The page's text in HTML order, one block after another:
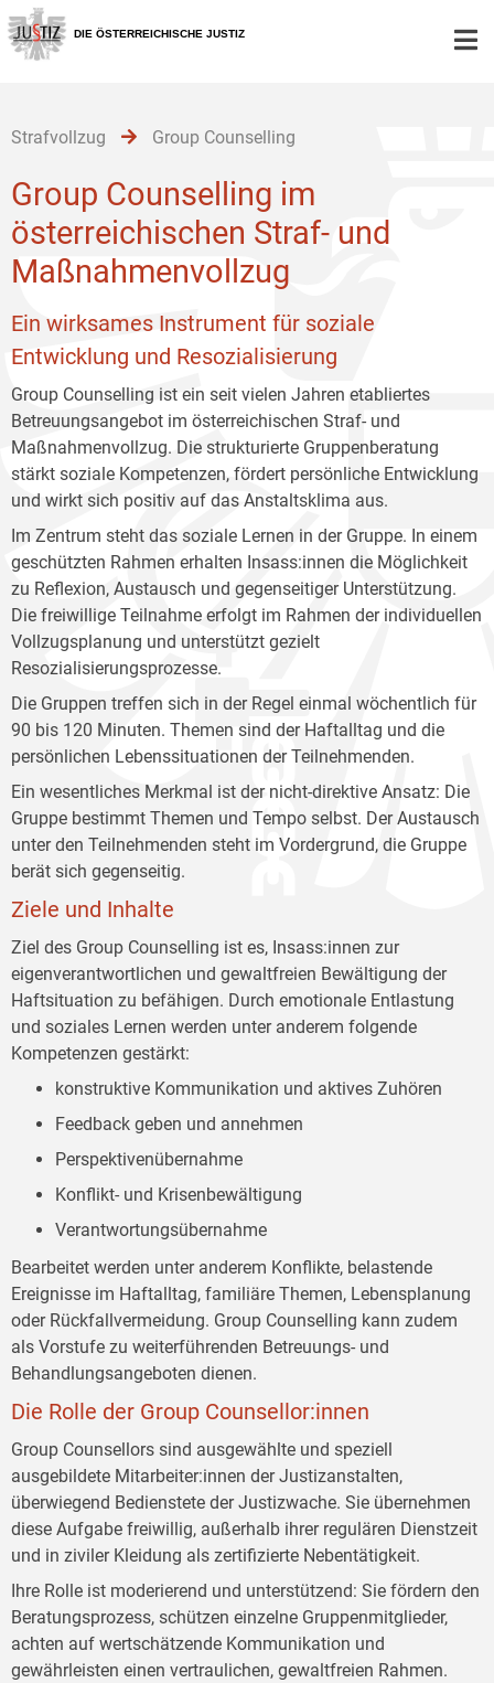
Zur
Hauptnavigation
[1]
Zum
Inhalt
[2]
Zum
Untermenü
[3]
DIE ÖSTERREICHISCHE JUSTIZ
Strafvollzug Group Counselling
Group Counselling im
österreichischen Straf- und
Maßnahmenvollzug
Ein wirksames Instrument für soziale
Entwicklung und Resozialisierung
Group Counselling ist ein seit vielen Jahren etabliertes
Betreuungsangebot im österreichischen Straf- und
Maßnahmenvollzug. Die strukturierte Gruppenberatung
stärkt soziale Kompetenzen, fördert persönliche Entwicklung
und wirkt sich positiv auf das Anstaltsklima aus.
Im Zentrum steht das soziale Lernen in der Gruppe. In einem
geschützten Rahmen erhalten Insass:innen die Möglichkeit
zu Reflexion, Austausch und gegenseitiger Unterstützung.
Die freiwillige Teilnahme erfolgt im Rahmen der individuellen
Vollzugsplanung und unterstützt gezielt
Resozialisierungsprozesse.
Die Gruppen treffen sich in der Regel einmal wöchentlich für
90 bis 120 Minuten. Themen sind der Haftalltag und die
persönlichen Lebenssituationen der Teilnehmenden.
Ein wesentliches Merkmal ist der nicht-direktive Ansatz: Die
Gruppe bestimmt Themen und Tempo selbst. Der Austausch
unter den Teilnehmenden steht im Vordergrund, die Gruppe
berät sich gegenseitig.
Ziele und Inhalte
Ziel des Group Counselling ist es, Insass:innen zur
eigenverantwortlichen und gewaltfreien Bewältigung der
Haftsituation zu befähigen. Durch emotionale Entlastung
und soziales Lernen werden unter anderem folgende
Kompetenzen gestärkt:
konstruktive Kommunikation und aktives Zuhören
Feedback geben und annehmen
Perspektivenübernahme
Konflikt- und Krisenbewältigung
Verantwortungsübernahme
Bearbeitet werden unter anderem Konflikte, belastende
Ereignisse im Haftalltag, familiäre Themen, Lebensplanung
oder Rückfallvermeidung. Group Counselling kann zudem
als Vorstufe zu weiterführenden Betreuungs- und
Behandlungsangeboten dienen.
Die Rolle der Group Counsellor:innen
Group Counsellors sind ausgewählte und speziell
ausgebildete Mitarbeiter:innen der Justizanstalten,
überwiegend Bedienstete der Justizwache. Sie übernehmen
diese Aufgabe freiwillig, außerhalb ihrer regulären Dienstzeit
und in ziviler Kleidung als zertifizierte Nebentätigkeit.
Ihre Rolle ist moderierend und unterstützend: Sie fördern den
Beratungsprozess, schützen einzelne Gruppenmitglieder,
achten auf wertschätzende Kommunikation und
gewährleisten einen vertraulichen, gewaltfreien Rahmen.